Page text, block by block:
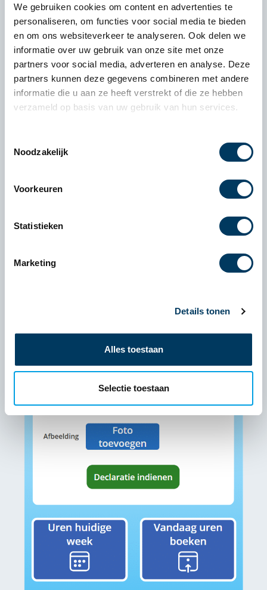
We gebruiken cookies om content en advertenties te
personaliseren, om functies voor social media te bieden
en om ons websiteverkeer te analyseren. Ook delen we
informatie over uw gebruik van onze site met onze
partners voor social media, adverteren en analyse. Deze
partners kunnen deze gegevens combineren met andere
informatie die u aan ze heeft verstrekt of die ze hebben
verzameld op basis van uw gebruik van hun services.
Noodzakelijk
Voorkeuren
Statistieken
Marketing
Details tonen
Alles toestaan
Selectie toestaan